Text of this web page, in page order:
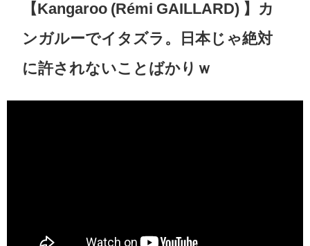
【Kangaroo (Rémi GAILLARD) 】カ
ンガルーでイタズラ。日本じゃ絶対
に許されないことばかりｗ